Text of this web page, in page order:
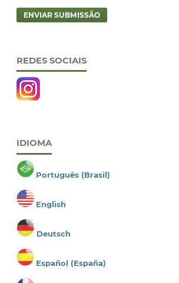
ENVIAR SUBMISSÃO
REDES SOCIAIS
IDIOMA
Português (Brasil)
English
Deutsch
Español (España)